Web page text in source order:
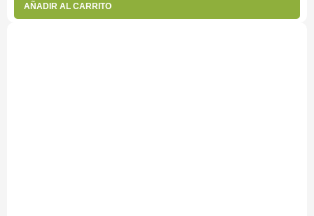
AÑADIR AL CARRITO